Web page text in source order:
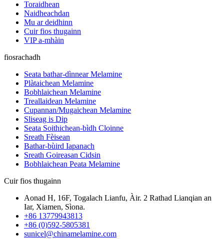
Toraidhean
Naidheachdan
Mu ar deidhinn
Cuir fios thugainn
VIP a-mhàin
fiosrachadh
Seata bathar-dìnnear Melamine
Plàtaichean Melamine
Bobhlaichean Melamine
Treallaidean Melamine
Cupannan/Mugaichean Melamine
Sliseag is Dip
Seata Soithichean-bìdh Cloinne
Sreath Fèisean
Bathar-bùird Iapanach
Sreath Goireasan Cidsin
Bobhlaichean Peata Melamine
Cuir fios thugainn
Aonad H, 16F, Togalach Lianfu, Àir. 2 Rathad Lianqian an
Iar, Xiamen, Sìona.
+86 13779943813
+86 (0)592-5805381
sunicel@chinamelamine.com